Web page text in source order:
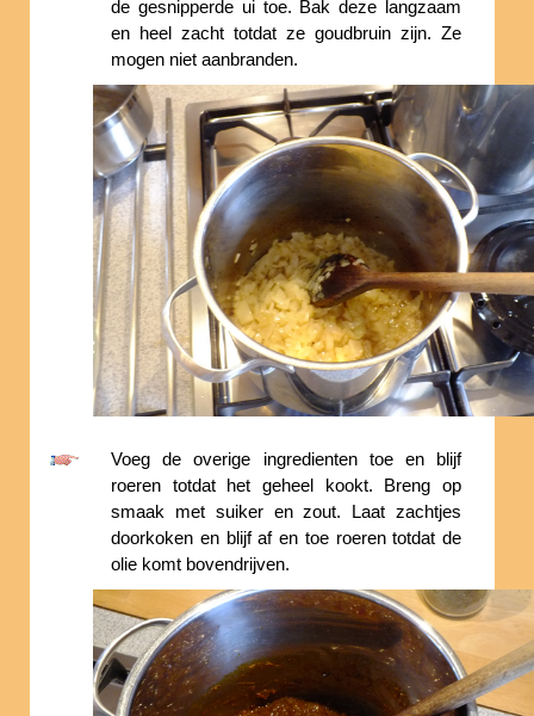
de gesnipperde ui toe. Bak deze langzaam
en heel zacht totdat ze goudbruin zijn. Ze
mogen niet aanbranden.
Voeg de overige ingredienten toe en blijf
roeren totdat het geheel kookt. Breng op
smaak met suiker en zout. Laat zachtjes
doorkoken en blijf af en toe roeren totdat de
olie komt bovendrijven.